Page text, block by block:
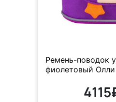
Ремень-поводок
фиолетовый Олли